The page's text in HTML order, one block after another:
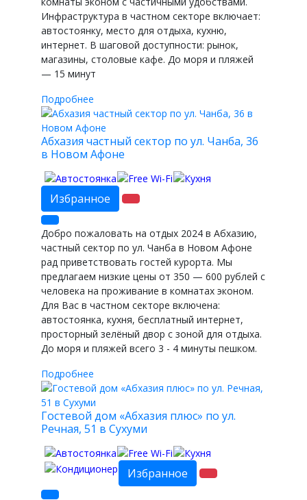
Инфраструктура в частном секторе включает:
автостоянку, место для отдыха, кухню,
интернет. В шаговой доступности: рынок,
магазины, столовые кафе. До моря и пляжей
— 15 минут
Подробнее
Абхазия частный сектор по ул. Чанба, 36
в Новом Афоне
Избранное
Добро пожаловать на отдых 2024 в Абхазию,
частный сектор по ул. Чанба в Новом Афоне
рад приветствовать гостей курорта. Мы
предлагаем низкие цены от 350 — 600 рублей с
человека на проживание в комнатах эконом.
Для Вас в частном секторе включена:
автостоянка, кухня, бесплатный интернет,
просторный зелёный двор с зоной для отдыха.
До моря и пляжей всего 3 - 4 минуты пешком.
Подробнее
Гостевой дом «Абхазия плюс» по ул.
Речная, 51 в Сухуми
Избранное